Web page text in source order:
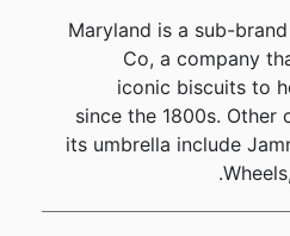
Maryland is a sub-
Co, a company
iconic biscuits to
since the 1800s. Other
its umbrella include